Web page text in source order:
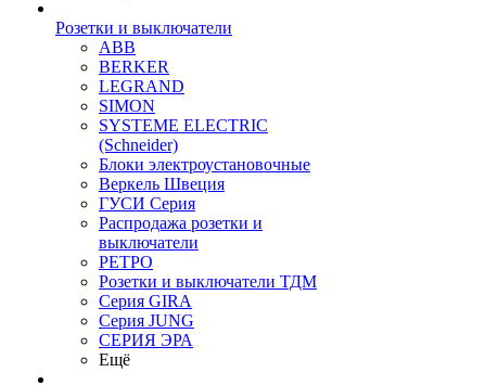
Розетки и выключатели
ABB
BERKER
LEGRAND
SIMON
SYSTEME ELECTRIC
(Schneider)
Блоки электроустановочные
Веркель Швеция
ГУСИ Серия
Распродажа розетки и
выключатели
РЕТРО
Розетки и выключатели ТДМ
Серия GIRA
Серия JUNG
СЕРИЯ ЭРА
Ещё